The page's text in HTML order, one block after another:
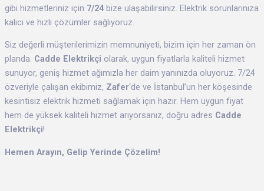
gibi hizmetleriniz için 7/24 bize ulaşabilirsiniz. Elektrik sorunlarınıza
kalıcı ve hızlı çözümler sağlıyoruz.
Siz değerli müşterilerimizin memnuniyeti, bizim için her zaman ön
planda. Cadde Elektrikçi olarak, uygun fiyatlarla kaliteli hizmet
sunuyor, geniş hizmet ağımızla her daim yanınızda oluyoruz. 7/24
özveriyle çalışan ekibimiz, Zafer‘de ve İstanbul’un her köşesinde
kesintisiz elektrik hizmeti sağlamak için hazır. Hem uygun fiyat
hem de yüksek kaliteli hizmet arıyorsanız, doğru adres Cadde
Elektrikçi!
Hemen Arayın, Gelip Yerinde Çözelim!